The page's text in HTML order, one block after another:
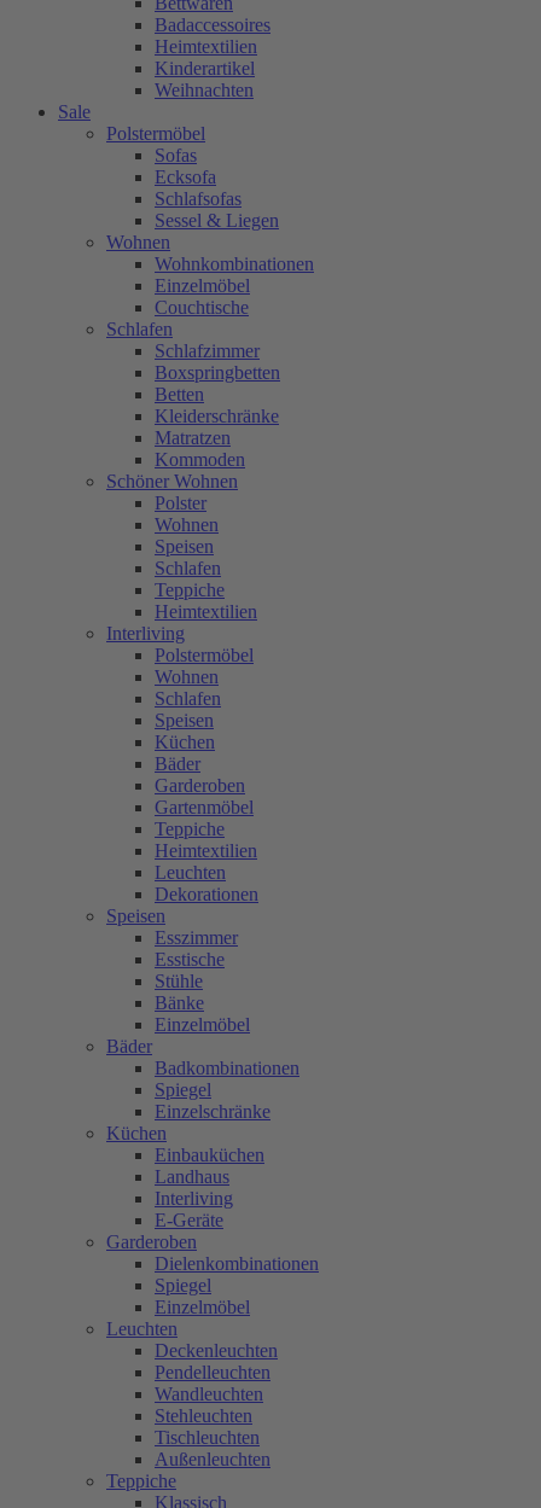
Badaccessoires
Heimtextilien
Kinderartikel
Weihnachten
Sale
Polstermöbel
Sofas
Ecksofa
Schlafsofas
Sessel & Liegen
Wohnen
Wohnkombinationen
Einzelmöbel
Couchtische
Schlafen
Schlafzimmer
Boxspringbetten
Betten
Kleiderschränke
Matratzen
Kommoden
Schöner Wohnen
Polster
Wohnen
Speisen
Schlafen
Teppiche
Heimtextilien
Interliving
Polstermöbel
Wohnen
Schlafen
Speisen
Küchen
Bäder
Garderoben
Gartenmöbel
Teppiche
Heimtextilien
Leuchten
Dekorationen
Speisen
Esszimmer
Esstische
Stühle
Bänke
Einzelmöbel
Bäder
Badkombinationen
Spiegel
Einzelschränke
Küchen
Einbauküchen
Landhaus
Interliving
E-Geräte
Garderoben
Dielenkombinationen
Spiegel
Einzelmöbel
Leuchten
Deckenleuchten
Pendelleuchten
Wandleuchten
Stehleuchten
Tischleuchten
Außenleuchten
Teppiche
Klassisch